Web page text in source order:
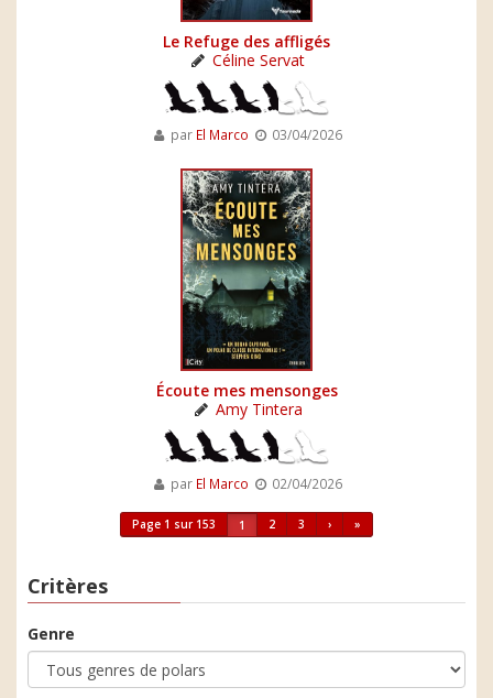
Le Refuge des affligés
Céline Servat
par El Marco 03/04/2026
Écoute mes mensonges
Amy Tintera
par El Marco 02/04/2026
Page 1 sur 153 1 2 3 › »
Critères
Genre